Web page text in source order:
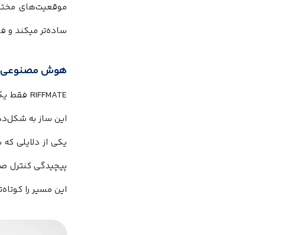
موقعیت‌های
ساده‌تر میکند و
هوش مصنوعی
RIFFMATE فقط یک گیتار بدون سیم نیست؛ این محصول از یک لایه
این ساز به
یکی از دلایلی
این مسیر را